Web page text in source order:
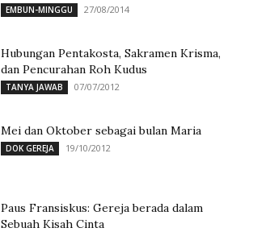
EMBUN-MINGGU 27/08/2014
Hubungan Pentakosta, Sakramen Krisma,
dan Pencurahan Roh Kudus
TANYA JAWAB 07/07/2012
Mei dan Oktober sebagai bulan Maria
DOK GEREJA 19/10/2012
Paus Fransiskus: Gereja berada dalam
Sebuah Kisah Cinta